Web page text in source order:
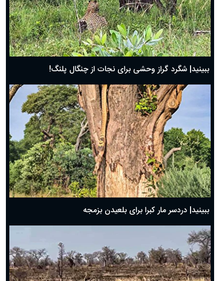
ببینید| شگرد گراز وحشی برای نجات از چنگال پلنگ!
ببینید| دردسر مار کبرا برای بلعیدن بزمجه